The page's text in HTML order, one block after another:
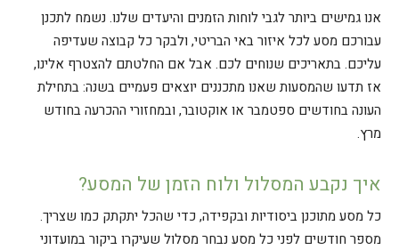
אנו גמישים ביותר לגבי לוחות הזמנים והיעדים שלנו. נשמח לתכנן
עבורכם מסע לכל איזור באי הבריטי, ולבקר כל קבוצה שעדיפה
עליכם. בתאריכים שנוחים לכם. אבל אם החלטתם להצטרף אלינו,
אז תדעו שהמסעות שאנו מתכננים יוצאים פעמיים בשנה: בתחילת
העונה בחודשים ספטמבר או אוקטובר, ובמחזורי ההכרעה בחודש
מרץ.
איך נקבע המסלול ולוח הזמן של המסע?
כל מסע מתוכנן ביסודיות ובקפידה, כדי שהכל יתקתק כמו שצריך.
מספר חודשים לפני כל מסע נבחר מסלול שעיקרו ביקור במועדוני